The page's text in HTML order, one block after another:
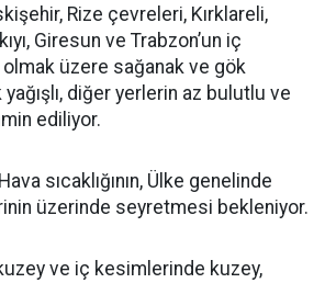
Rize çevreleri, Kırklareli,
Giresun ve Trabzon’un iç
üzere sağanak ve gök
diğer yerlerin az bulutlu ve
ediliyor.
sıcaklığının, Ülke genelinde
üzerinde seyretmesi bekleniyor.
ve iç kesimlerinde kuzey,